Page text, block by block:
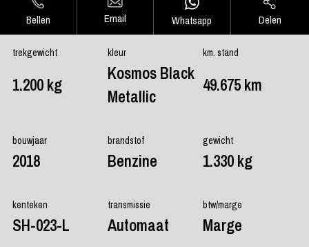
Bellen Email Whatsapp Delen
trekgewicht kleur km. stand
1.200 kg
Kosmos Black
Metallic
49.675 km
bouwjaar brandstof gewicht
2018 Benzine 1.330 kg
kenteken transmissie btw/marge
SH-023-L Automaat Marge